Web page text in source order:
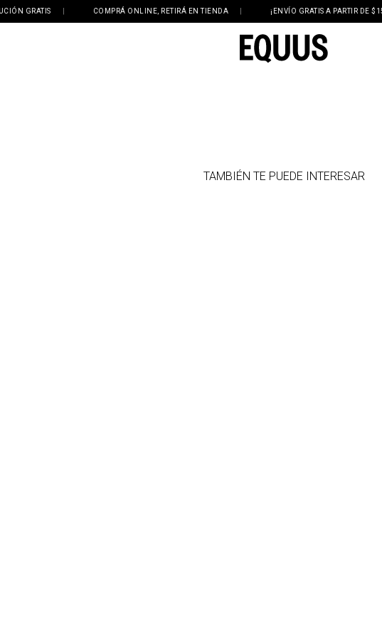
GRATIS | COMPRÁ ONLINE, RETIRÁ EN TIENDA | ¡ENVÍO GRATIS A PARTIR DE
TAMBIÉN TE PUEDE INTERESAR